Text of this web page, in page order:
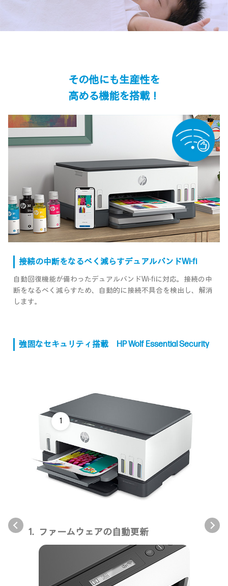
その他にも生産性を
高める機能を搭載！
接続の中断をなるべく減らすデュアルバンドWi-fi
自動回復機能が備わったデュアルバンドWi-fiに対応。接続の中
断をなるべく減らすため、自動的に接続不具合を検出し、解消
します。
強固なセキュリティ搭載 HP Wolf Essential Security
1
ファームウェアの自動更新